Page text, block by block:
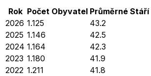
Rok Počet Obyvatel Průměrné Stáří
2026 1.125
43.2
2025 1.146
42.5
2024 1.164
42.3
2023 1.180
41.9
2022 1.211
41.8